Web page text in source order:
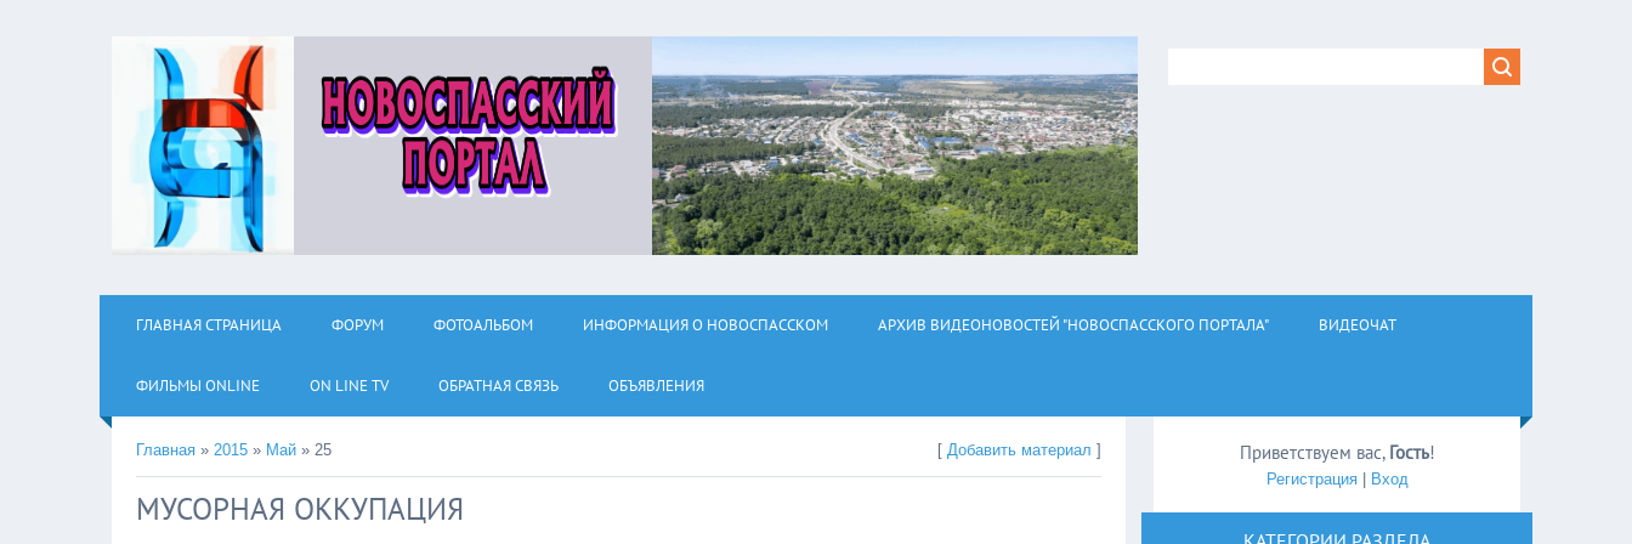
ГЛАВНАЯ СТРАНИЦА ФОРУМ ФОТОАЛЬБОМ ИНФОРМАЦИЯ О НОВОСПАССКОМ АРХИВ ВИДЕОНОВОСТЕЙ "НОВОСПАССКОГО ПОРТАЛА" ВИДЕОЧАТ
ФИЛЬМЫ ОNLINE ON LINE TV ОБРАТНАЯ СВЯЗЬ ОБЪЯВЛЕНИЯ
Главная » 2015 » Май » 25 [Добавить материал ]
МУСОРНАЯ ОККУПАЦИЯ
Приветствуем вас, Гость!
Регистрация| Вход